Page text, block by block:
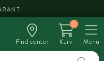
DAG
Find center
0
Kurv
Menu